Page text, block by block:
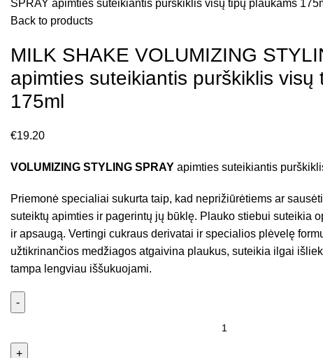
SPRAY apimties suteikiantis purškiklis visų tipų plaukams
Back to products
MILK SHAKE VOLUMIZING
apimties suteikiantis purškiklis visų
175ml
€19.20
VOLUMIZING STYLING SPRAY apimties suteikiantis
Priemonė specialiai sukurta taip, kad neprižiūrėtiems ar
suteiktų apimties ir pagerintų jų būklę. Plauko stiebui suteikia
ir apsaugą. Vertingi cukraus derivatai ir specialios plėvelę
užtikrinančios medžiagos atgaivina plaukus, suteikia ilgai
tampa lengviau iššukuojami.